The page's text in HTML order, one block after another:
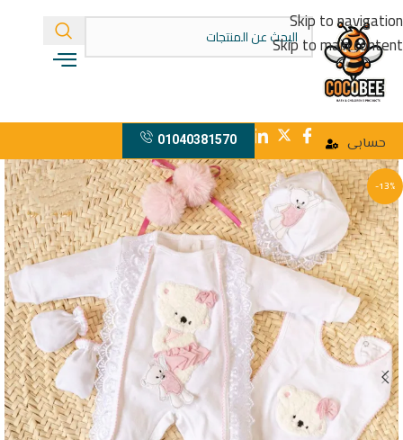
Skip to navigation
Skip to main content
حسابى 01040381570
-13%